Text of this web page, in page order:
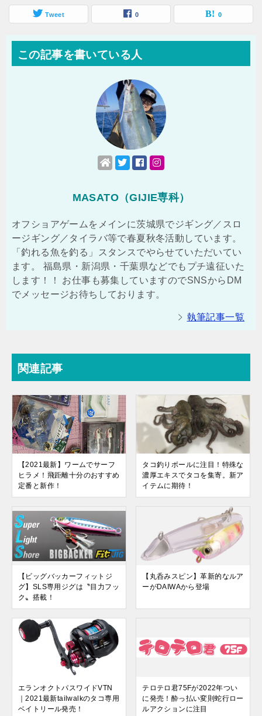
Tweet 0 0
この記事を書いている人
MASATO（GIJIE専科）
オフショアゲームをメインに茨城県でジギング／スロ
ージギング／タイラバ等で春夏秋冬活動しています。
「釣れる魚を釣る」スタンスでやらせていただいてい
ます。 福島県・新潟県・千葉県などでもプチ遠征いた
します！！ お仕事も募集していますのでSNSからDM
でメッセージお待ちしております。
執筆記事一覧
関連記事
【2021最新】ワームでサーフ
ヒラメ！飛距離十分のおすすめ
定番と新作！
タコ釣りボールに注目！特殊な
濃厚エキスでタコを集寄。新ア
イテムに期待！
【ビッグバッカーフィットジ
グ】SLS専用ジグは〝目力フッ
ク〟搭載！
【丸呑みスピン】革新的なルア
ーがDAIWAから登場
エランオクトパスワイドVTN
｜2021最新tailwalkのタコ専用
ベイトリール発売！
テロテロ君75Fが2022年つい
に発売！酔っ払い変則蛇行ロー
ルアクションに注目